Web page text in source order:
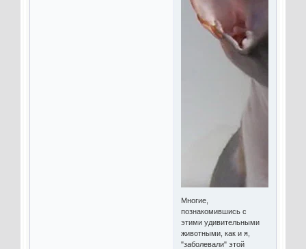
Многие,
познакомившись с
этими удивительными
животными, как и я,
"заболевали" этой